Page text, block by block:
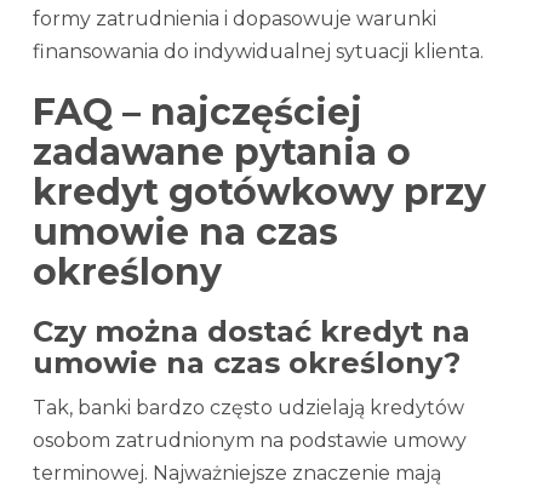
formy zatrudnienia i dopasowuje warunki
finansowania do indywidualnej sytuacji klienta.
FAQ – najczęściej
zadawane pytania o
kredyt gotówkowy przy
umowie na czas
określony
Czy można dostać kredyt na
umowie na czas określony?
Tak, banki bardzo często udzielają kredytów
osobom zatrudnionym na podstawie umowy
terminowej. Najważniejsze znaczenie mają